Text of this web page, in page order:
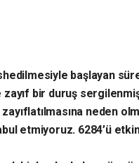
başlayan
bir duruş
neden
etmiyoruz. 6284’ü